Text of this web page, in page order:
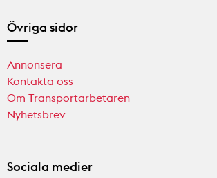
Övriga sidor
Annonsera
Kontakta oss
Om Transportarbetaren
Nyhetsbrev
Sociala medier